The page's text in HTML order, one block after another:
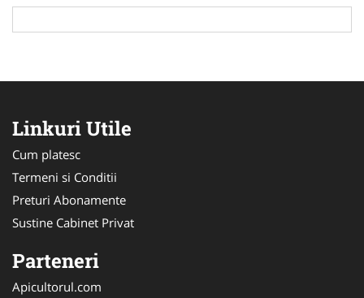
Linkuri Utile
Cum platesc
Termeni si Conditii
Preturi Abonamente
Sustine Cabinet Privat
Parteneri
Apicultorul.com